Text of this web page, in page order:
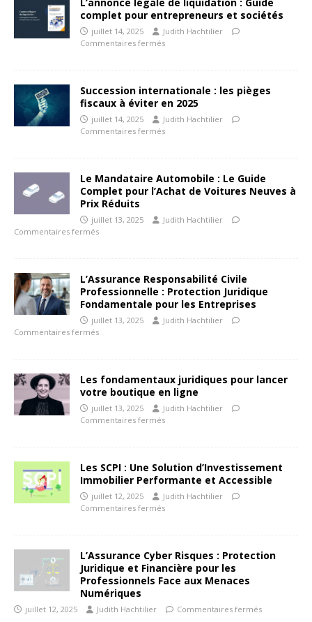
complet pour entrepreneurs et sociétés
juillet 14, 2025
Judith Hachtilier
Commentaires fermés
Succession internationale : les pièges
fiscaux à éviter en 2025
juillet 14, 2025
Judith Hachtilier
Commentaires fermés
Le Mandataire Automobile : Le Guide
Complet pour l’Achat de Voitures Neuves à
Prix Réduits
juillet 13, 2025
Judith Hachtilier
Commentaires fermés
L’Assurance Responsabilité Civile
Professionnelle : Protection Juridique
Fondamentale pour les Entreprises
juillet 13, 2025
Judith Hachtilier
Commentaires fermés
Les fondamentaux juridiques pour lancer
votre boutique en ligne
juillet 13, 2025
Judith Hachtilier
Commentaires fermés
Les SCPI : Une Solution d’Investissement
Immobilier Performante et Accessible
juillet 12, 2025
Judith Hachtilier
Commentaires fermés
L’Assurance Cyber Risques : Protection
Juridique et Financière pour les
Professionnels Face aux Menaces
Numériques
juillet 12, 2025 Judith Hachtilier Commentaires fermés